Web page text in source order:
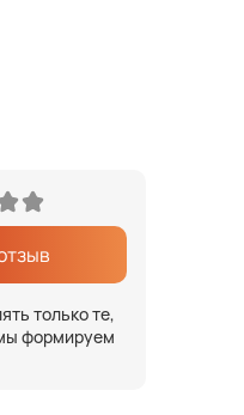
только те,
формируем